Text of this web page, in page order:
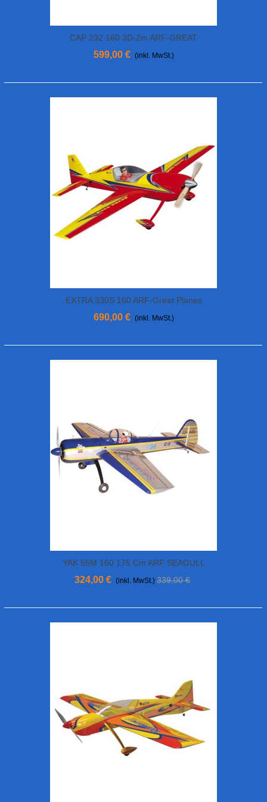
CAP 232 160 3D-2m ARF-GREAT
PLANES
599,00 € (inkl. MwSt.)
EXTRA 330S 160 ARF-Great Planes
690,00 € (inkl. MwSt.)
YAK 55M 160 175 Cm ARF SEAGULL
MODEL
324,00 € (inkl. MwSt.) 339,00 €